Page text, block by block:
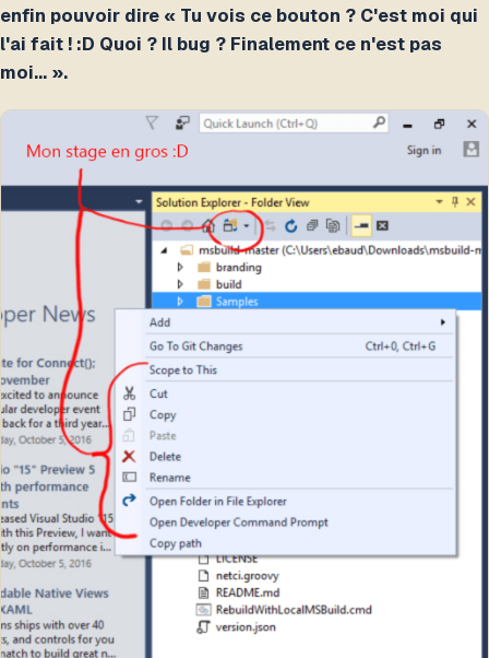
enfin pouvoir dire « Tu vois ce bouton ? C'est moi qui
l'ai fait ! :D Quoi ? Il bug ? Finalement ce n'est pas
moi… ».